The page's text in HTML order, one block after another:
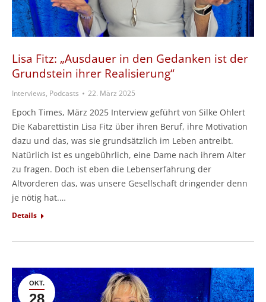
Lisa Fitz: „Ausdauer in den Gedanken ist der
Grundstein ihrer Realisierung“
Interviews, Podcasts 22. März 2025
Epoch Times, März 2025 Interview geführt von Silke Ohlert
Die Kabarettistin Lisa Fitz über ihren Beruf, ihre Motivation
dazu und das, was sie grundsätzlich im Leben antreibt.
Natürlich ist es ungebührlich, eine Dame nach ihrem Alter
zu fragen. Doch ist eben die Lebenserfahrung der
Altvorderen das, was unsere Gesellschaft dringender denn
je nötig hat.…
Details
OKT.
28